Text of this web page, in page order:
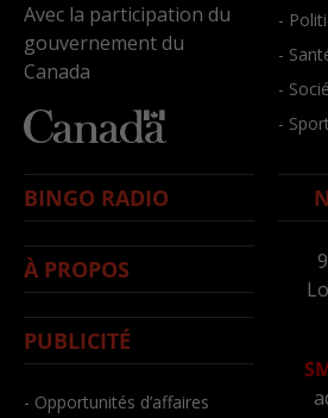
Avec la participation du
gouvernement du
Canada
-
-
-
-
BINGO RADIO
À PROPOS
PUBLICITÉ
- Opportunités d’affaires